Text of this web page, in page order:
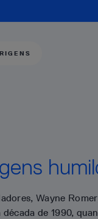
Wayne
década de 1990,